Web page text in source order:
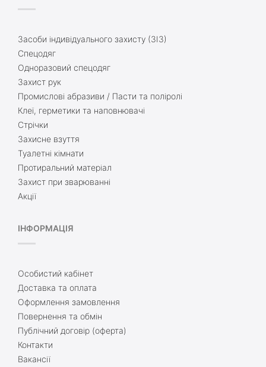
Засоби індивідуального захисту (ЗІЗ)
Спецодяг
Одноразовий спецодяг
Захист рук
Промислові абразиви / Пасти та поліролі
Клеї, герметики та наповнювачі
Стрічки
Захисне взуття
Туалетні кімнати
Протиральний матеріал
Захист при зварюванні
Акції
ІНФОРМАЦІЯ
Особистий кабінет
Доставка та оплата
Оформлення замовлення
Повернення та обмін
Публічний договір (оферта)
Контакти
Вакансії